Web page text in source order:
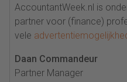
AccountantWeek.nl is
partner voor (finance)
vele
Daan Commandeur
Partner Manager